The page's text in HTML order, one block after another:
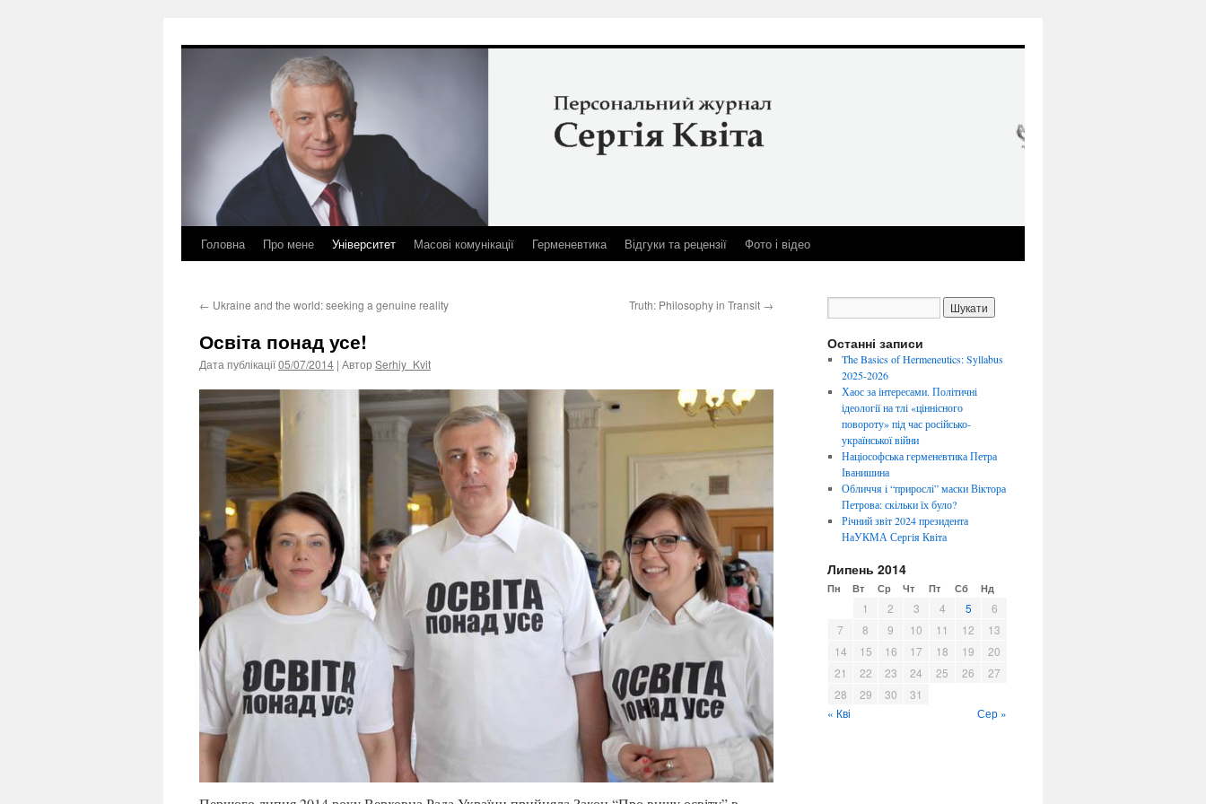
до
Головна Про мене Університет Масові комунікації Герменевтика Відгуки та рецензії Фото і відео
← Ukraine and the world: seeking a genuine reality Truth: Philosophy in Transit →
Освіта понад усе!
Дата публікації05/07/2014 | Автор Serhiy_Kvit
Останні записи
The Basics of Hermeneutics: Syllabus
2025-2026
Хаос за інтересами. Політичні
ідеології на тлі «ціннісного
повороту» під час російсько-
української війни
Націософська герменевтика Петра
Іванишина
Обличчя i “прирослi” маски Віктора
Петрова: скiльки їх було?
Річний звіт 2024 президента
НаУКМА Сергія Квіта
Липень 2014
Пн Вт Ср Чт Пт Сб Нд
1 2 3 4 5
6
7
8 9 10 11 12
13
14
15 16 17 18 19
20
21
22 23 24 25 26
27
28
29 30
31
« Кві
Сер »